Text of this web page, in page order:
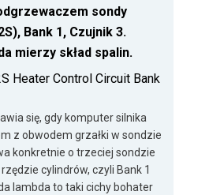
sondy
Bank 1, Czujnik 3.
mierzy skład spalin.
Heater Control Circuit Bank
się, gdy komputer silnika
z obwodem grzałki w sondzie
konkretnie o trzeciej sondzie
cylindrów, czyli Bank 1
lambda to taki cichy bohater